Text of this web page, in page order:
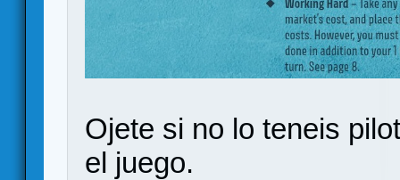
Ojete si no lo teneis
el juego.